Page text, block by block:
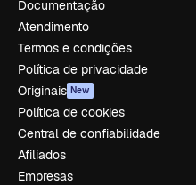
Documentação
Atendimento
Termos e condições
Política de privacidade
Originais New
Política de cookies
Central de confiabilidade
Afiliados
Empresas